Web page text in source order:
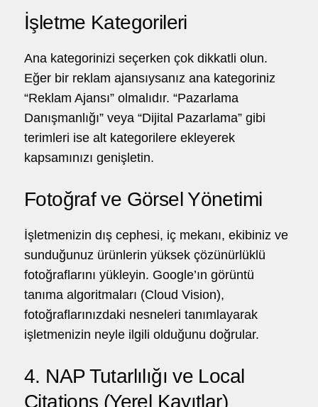
İşletme Kategorileri
Ana kategorinizi seçerken çok dikkatli olun.
Eğer bir reklam ajansıysanız ana kategoriniz
“Reklam Ajansı” olmalıdır. “Pazarlama
Danışmanlığı” veya “Dijital Pazarlama” gibi
terimleri ise alt kategorilere ekleyerek
kapsamınızı genişletin.
Fotoğraf ve Görsel Yönetimi
İşletmenizin dış cephesi, iç mekanı, ekibiniz ve
sunduğunuz ürünlerin yüksek çözünürlüklü
fotoğraflarını yükleyin. Google’ın görüntü
tanıma algoritmaları (Cloud Vision),
fotoğraflarınızdaki nesneleri tanımlayarak
işletmenizin neyle ilgili olduğunu doğrular.
4. NAP Tutarlılığı ve Local
Citations (Yerel Kayıtlar)